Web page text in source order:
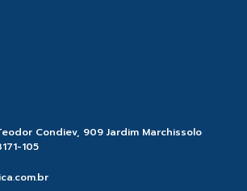
Condiev, 909 Jardim Marchissolo
105